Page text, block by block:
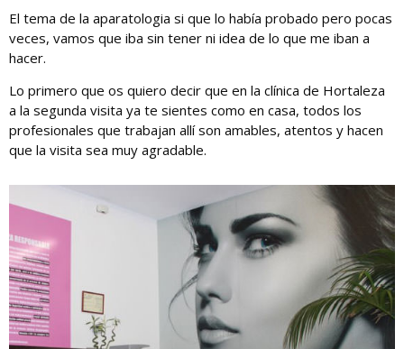
El tema de la aparatologia si que lo había probado pero pocas
veces, vamos que iba sin tener ni idea de lo que me iban a
hacer.
Lo primero que os quiero decir que en la clínica de Hortaleza
a la segunda visita ya te sientes como en casa, todos los
profesionales que trabajan allí son amables, atentos y hacen
que la visita sea muy agradable.